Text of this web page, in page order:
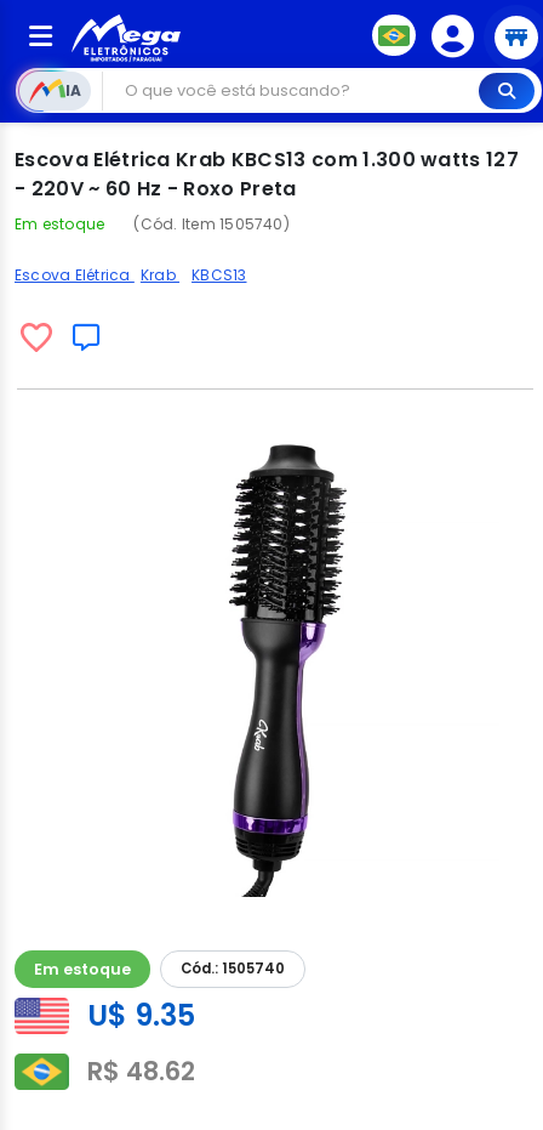
IA
Escova Elétrica Krab KBCS13 com 1.300 watts 127
- 220V ~ 60 Hz - Roxo Preta
Em estoque (Cód. Item 1505740)
Escova Elétrica Krab KBCS13
Em estoque Cód.: 1505740
U$ 9.35
R$ 48.62